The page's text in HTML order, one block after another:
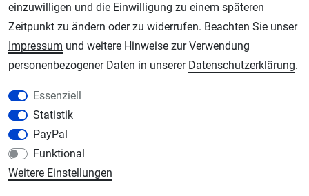
AGB Widerrufsrecht Datenschutz Impressum
Unsere weiteren Shops:
Schmincke Künstlerfarben das Gesamtsortiment
Plotter-City.com
Schneideplotter, Transferpressen, Siebdruck und Plotterfolien
Modellbau-City.com
Military + Tabletop Plastikmodelle und Modellbau Farben - Bringen Sie Farbe ins
einzuwilligen und die Einwilligung zu einem späteren
Zeitpunkt zu ändern oder zu widerrufen. Beachten Sie unser
Impressum und weitere Hinweise zur Verwendung
personenbezogener Daten in unserer Daten­schutz­erklärung.
Essenziell
Statistik
PayPal
Funktional
Weitere Einstellungen